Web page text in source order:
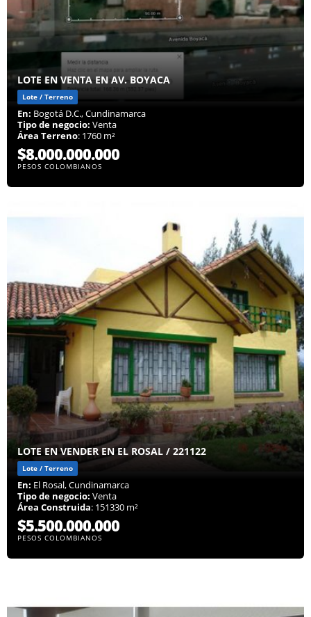
LOTE EN VENTA EN AV. BOYACA
Lote / Terreno
En: Bogotá D.C., Cundinamarca
Tipo de negocio: Venta
Área Terreno: 1760 m²
$8.000.000.000
PESOS COLOMBIANOS
LOTE EN VENDER EN EL ROSAL / 221122
Lote / Terreno
En: El Rosal, Cundinamarca
Tipo de negocio: Venta
Área Construida: 151330 m²
$5.500.000.000
PESOS COLOMBIANOS